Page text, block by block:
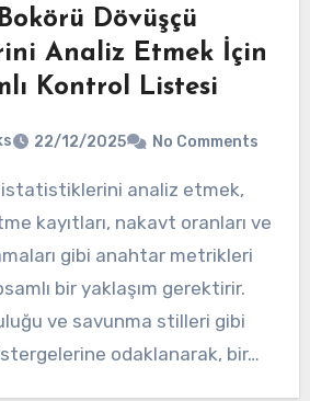
Dövüşçü
Analiz Etmek İçin
Kontrol Listesi
22/12/2025 No Comments
kayıtları, nakavt oranları ve
gibi anahtar metrikleri
bir yaklaşım gerektirir.
ve savunma stilleri gibi
odaklanarak, bir…